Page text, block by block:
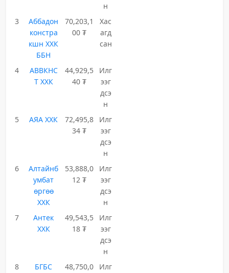
н
3
Аббадон
констра
кшн ХХК
ББН
70,203,1
00 ₮
Хас
агд
сан
4
АВВКНС
Т ХХК
44,929,5
40 ₮
Илг
ээг
дсэ
н
5
АЯА ХХК
72,495,8
34 ₮
Илг
ээг
дсэ
н
6
Алтайнб
умбат
өргөө
ХХК
53,888,0
12 ₮
Илг
ээг
дсэ
н
7
Антек
ХХК
49,543,5
18 ₮
Илг
ээг
дсэ
н
8
БГБС
48,750,0
Илг